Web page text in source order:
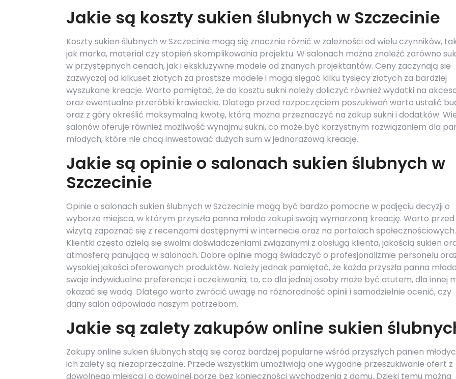
Jakie są koszty sukien ślubnych w Szczecinie
Koszty sukien ślubnych w Szczecinie mogą się znacznie różnić w zależności od wielu czynników,
jak marka, materiał czy stopień skomplikowania projektu. W salonach można znaleźć zarówno
w przystępnych cenach, jak i ekskluzywne modele od znanych projektantów. Ceny zaczynają się
zazwyczaj od kilkuset złotych za prostsze modele i mogą sięgać kilku tysięcy złotych za bardziej
wyszukane kreacje. Warto pamiętać, że do kosztu sukni należy doliczyć również wydatki na
oraz ewentualne przeróbki krawieckie. Dlatego przed rozpoczęciem poszukiwań warto ustalić
oraz z góry określić maksymalną kwotę, którą można przeznaczyć na zakup sukni i dodatków.
salonów oferuje również możliwość wynajmu sukni, co może być korzystnym rozwiązaniem dla
młodych, które nie chcą inwestować dużych sum w jednorazową kreację.
Jakie są opinie o salonach sukien ślubnych w
Szczecinie
Opinie o salonach sukien ślubnych w Szczecinie mogą być bardzo pomocne w podjęciu decyzji o
wyborze miejsca, w którym przyszła panna młoda zakupi swoją wymarzoną kreację. Warto przed
wizytą zapoznać się z recenzjami dostępnymi w internecie oraz na portalach społecznościowych.
Klientki często dzielą się swoimi doświadczeniami związanymi z obsługą klienta, jakością sukien
atmosferą panującą w salonach. Dobre opinie mogą świadczyć o profesjonalizmie personelu
wysokiej jakości oferowanych produktów. Należy jednak pamiętać, że każda przyszła panna
swoje indywidualne preferencje i oczekiwania; to, co dla jednej osoby może być atutem, dla innej
okazać się wadą. Dlatego warto zwrócić uwagę na różnorodność opinii i samodzielnie ocenić, czy
dany salon odpowiada naszym potrzebom.
Jakie są zalety zakupów online sukien
Zakupy online sukien ślubnych stają się coraz bardziej popularne wśród przyszłych panien
ich zalety są niezaprzeczalne. Przede wszystkim umożliwiają one wygodne przeszukiwanie ofert z
dowolnego miejsca i o dowolnej porze bez konieczności wychodzenia z domu. Dzięki temu można